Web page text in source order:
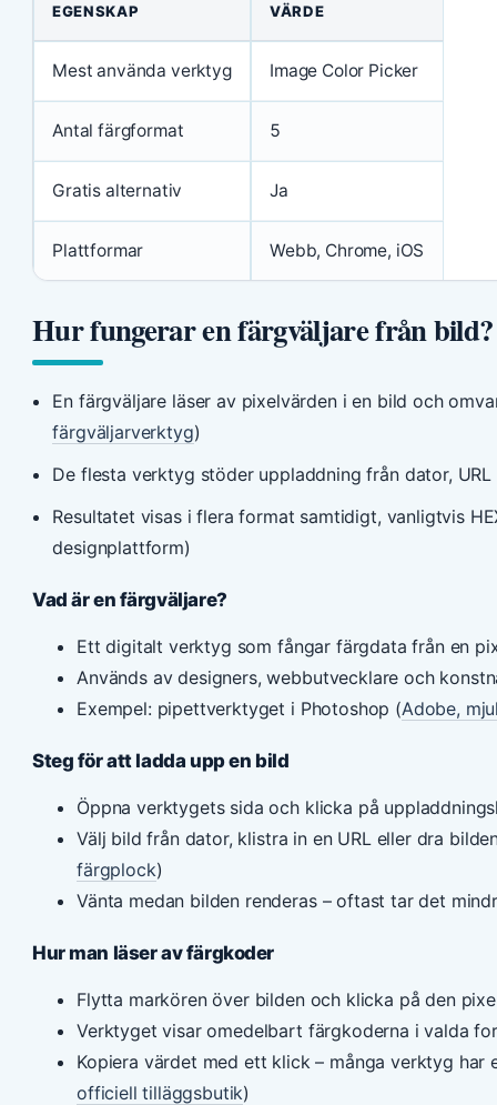
EGENSKAP VÄRDE
Mest använda verktyg Image Color Picker
Antal färgformat 5
Gratis alternativ Ja
Plattformar Webb, Chrome, iOS
Hur fungerar en färgväljare från bild?
En färgväljare läser av pixelvärden i en bild och
färgväljarverktyg)
De flesta verktyg stöder uppladdning från dator,
Resultatet visas i flera format samtidigt, vanligtvis
designplattform)
Vad är en färgväljare?
Ett digitalt verktyg som fångar färgdata från en
Används av designers, webbutvecklare och
Exempel: pipettverktyget i Photoshop (Adobe,
Steg för att ladda upp en bild
Öppna verktygets sida och klicka på
Välj bild från dator, klistra in en URL eller dra
färgplock)
Vänta medan bilden renderas – oftast tar det
Hur man läser av färgkoder
Flytta markören över bilden och klicka på den
Verktyget visar omedelbart färgkoderna i valda
Kopiera värdet med ett klick – många verktyg har
officiell tilläggsbutik)